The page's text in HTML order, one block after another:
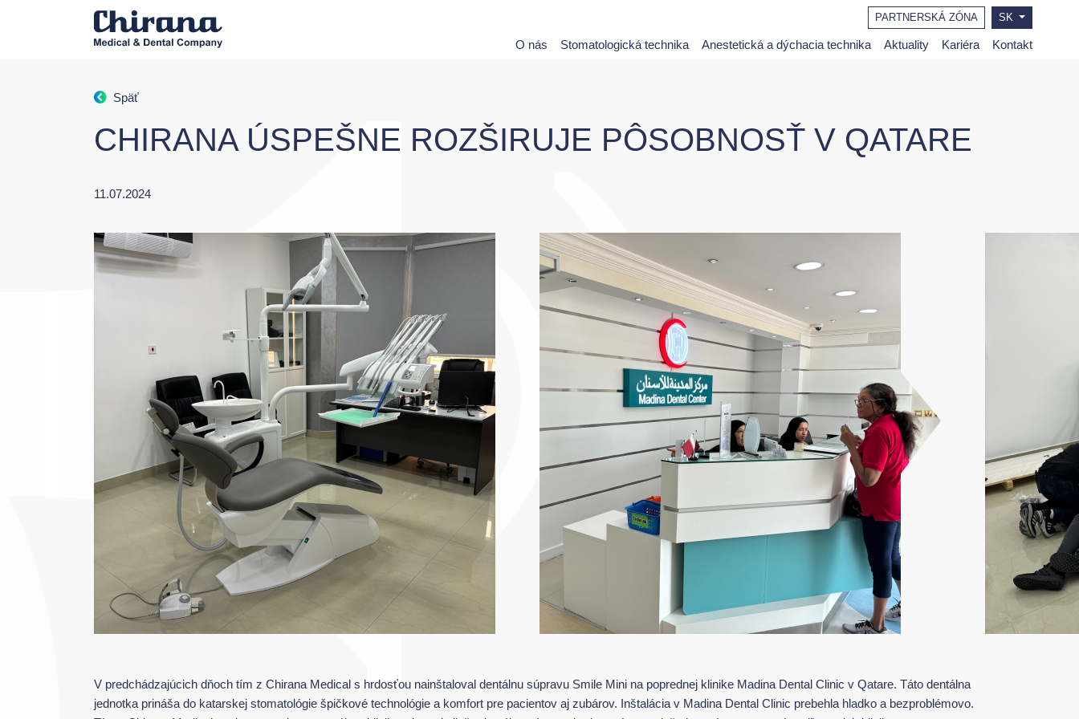
PARTNERSKÁ ZÓNA SK
O nás Stomatologická technika Anestetická a dýchacia technika Aktuality Kariéra Kontakt
Späť
CHIRANA ÚSPEŠNE ROZŠIRUJE PÔSOBNOSŤ V QATARE
11.07.2024
V predchádzajúcich dňoch tím z Chirana Medical s hrdosťou nainštaloval dentálnu súpravu Smile Mini na poprednej klinike Madina Dental Clinic v Qatare. Táto dentálna
jednotka prináša do katarskej stomatológie špičkové technológie a komfort pre pacientov aj zubárov. Inštalácia v Madina Dental Clinic prebehla hladko a bezproblémovo.